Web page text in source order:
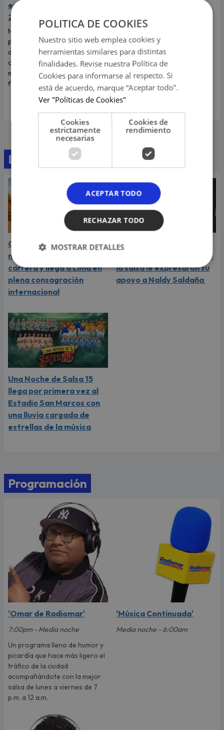
en Perú para agosto
2026?
Muchas personas están
pendientes de los próximos
días de descanso para
organizar planes y compartir
momentos especiales con sus
familiares y seres queridos.
shock a todos por su
cambio físico
‘Tilín’ se hizo viral en todo el
mundo por un video de él
bailando a cambio de una
moneda. Ahora reapareció
como danzante de tijeras.
Lo último
Carín León atraviesa el
mejor momento de su
carrera y llega a Lima en
plena consagración
internacional
Daniela Darcourt, Masiel
Málaga y más artistas de
la salsa le expresaron su
apoyo a Naldy Saldaña
Una Noche de Salsa 15
llega por primera vez al
Estadio San Marcos con
una lluvia cargada de
estrellas de la música
Programación
'Omar de Radiomar'
7:00pm - Media noche
Un programa lleno de humor y
picardía que hace más ligero el
tráfico de la ciudad
acompañándote con la mejor
salsa de lunes a viernes de 7
p.m. a 12 a.m.
'Música Continuada'
Media noche - 6:00am
POLITICA DE COOKIES
Nuestro sitio web emplea cookies y
herramientas similares para distintas
finalidades. Revise nuestra Política de
Cookies para informarse al respecto. Si
está de acuerdo, marque “Aceptar todo".
Ver "Políticas de Cookies"
Cookies
estrictamente
necesarias
Cookies de
rendimiento
ACEPTAR TODO
RECHAZAR TODO
MOSTRAR DETALLES